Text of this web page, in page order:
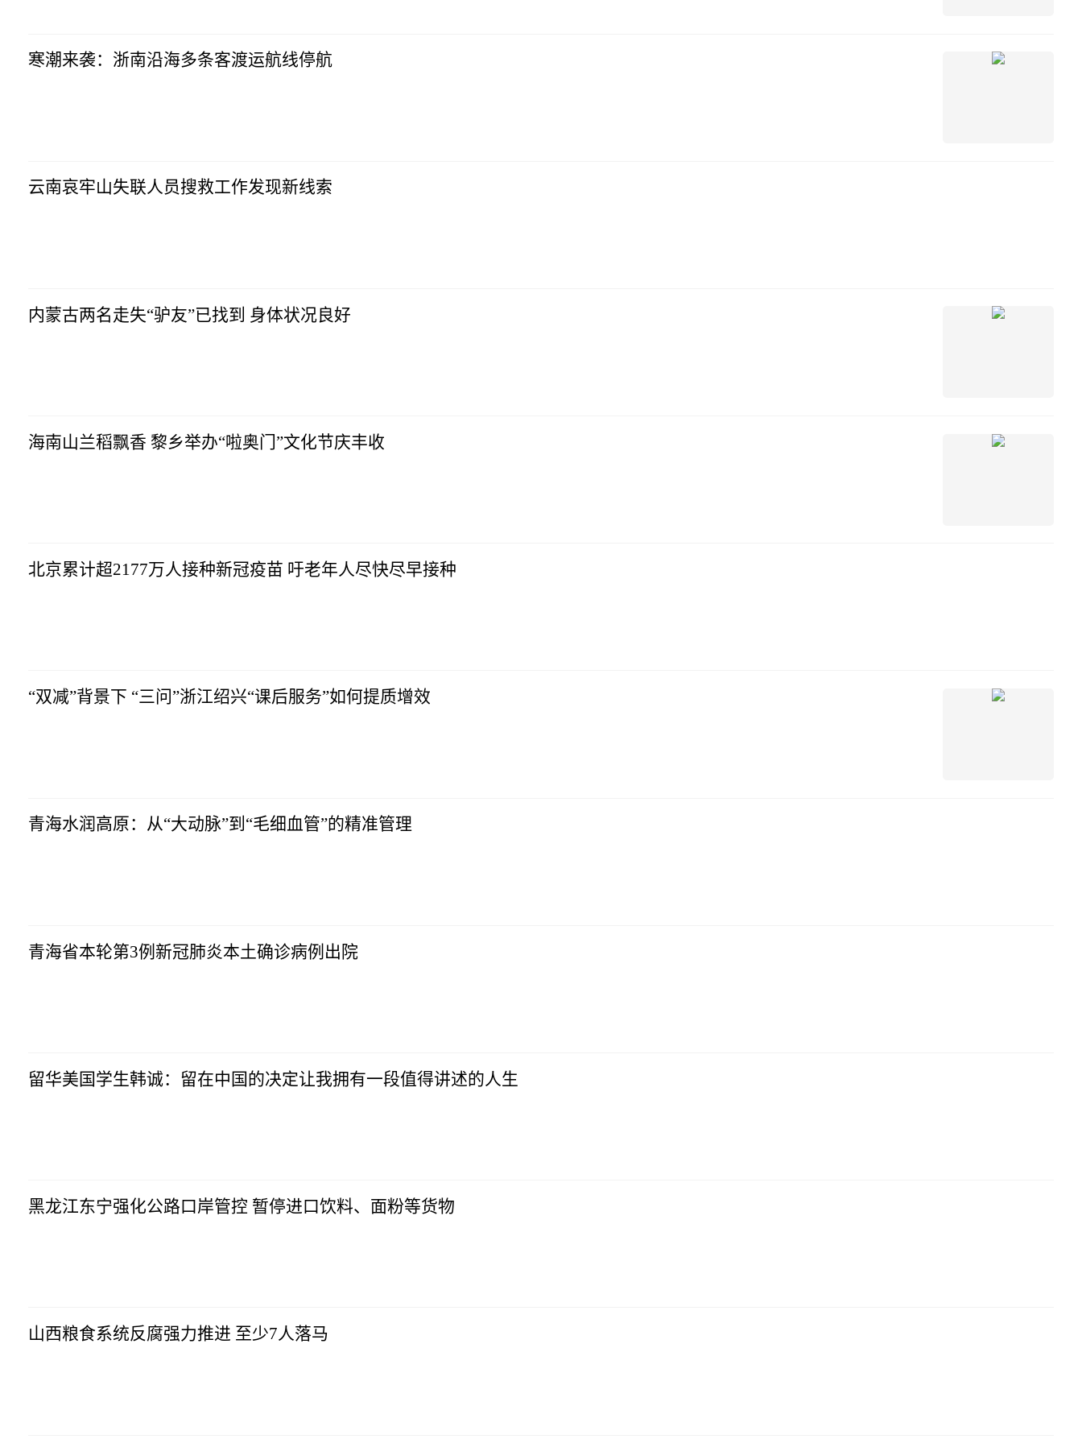
寒潮来袭：浙南沿海多条客渡运航线停航
云南哀牢山失联人员搜救工作发现新线索
内蒙古两名走失“驴友”已找到 身体状况良好
海南山兰稻飘香 黎乡举办“啦奥门”文化节庆丰收
北京累计超2177万人接种新冠疫苗 吁老年人尽快尽早接种
“双减”背景下 “三问”浙江绍兴“课后服务”如何提质增效
青海水润高原：从“大动脉”到“毛细血管”的精准管理
青海省本轮第3例新冠肺炎本土确诊病例出院
留华美国学生韩诚：留在中国的决定让我拥有一段值得讲述的人生
黑龙江东宁强化公路口岸管控 暂停进口饮料、面粉等货物
山西粮食系统反腐强力推进 至少7人落马